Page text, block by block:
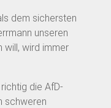
dem sichersten
unseren
will, wird immer
die AfD-
schweren